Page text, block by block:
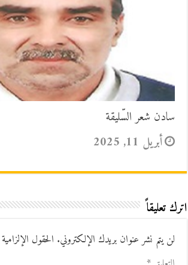
سادن شعر السّليقة
أبريل 11, 2025
اترك تعليقاً
لن يتم نشر عنوان بريدك الإلكتروني. الحقول